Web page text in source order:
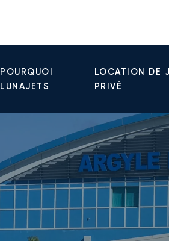
POURQUOI
LUNAJETS
LOCATION DE
PRIVÉ